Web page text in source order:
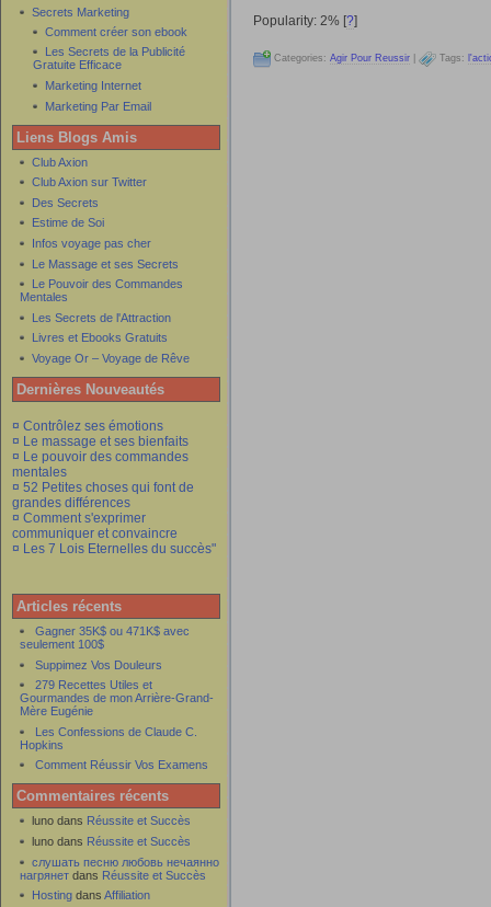
Secrets Marketing
Comment créer son ebook
Les Secrets de la Publicité
Gratuite Efficace
Marketing Internet
Marketing Par Email
Liens Blogs Amis
Club Axion
Club Axion sur Twitter
Des Secrets
Estime de Soi
Infos voyage pas cher
Le Massage et ses Secrets
Le Pouvoir des Commandes
Mentales
Les Secrets de l'Attraction
Livres et Ebooks Gratuits
Voyage Or – Voyage de Rêve
Dernières Nouveautés
¤ Contrôlez ses émotions
¤ Le massage et ses bienfaits
¤ Le pouvoir des commandes
mentales
¤ 52 Petites choses qui font de
grandes différences
¤ Comment s'exprimer
communiquer et convaincre
¤ Les 7 Lois Eternelles du succès"
Articles récents
Gagner 35K$ ou 471K$ avec
seulement 100$
Suppimez Vos Douleurs
279 Recettes Utiles et
Gourmandes de mon Arrière-Grand-
Mère Eugénie
Les Confessions de Claude C.
Hopkins
Comment Réussir Vos Examens
Commentaires récents
luno dans Réussite et Succès
luno dans Réussite et Succès
слушать песню любовь нечаянно
нагрянет dans Réussite et Succès
Hosting dans Affiliation
Popularity: 2% [?]
Categories: Agir Pour Reussir Tags: